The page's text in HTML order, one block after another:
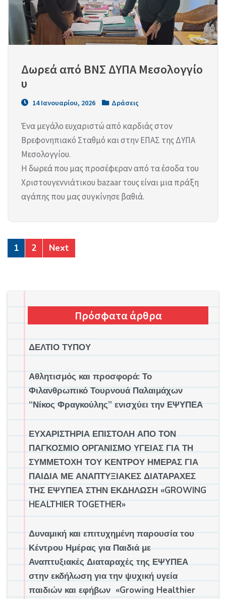
Δωρεά από ΒΝΣ ΔΥΠΑ Μεσολογγίο
υ
14 Ιανουαρίου, 2026 Δράσεις
Ένα μεγάλο ευχαριστώ από καρδιάς στον
Βρεφονηπιακό Σταθμό και στην ΕΠΑΣ της ΔΥΠΑ
Μεσολογγίου.
Η δωρεά που μας προσέφεραν από τα έσοδα του
Χριστουγεννιάτικου bazaar τους είναι μια πράξη
αγάπης που μας συγκίνησε βαθιά.
1 2 Next
Πρόσφατα άρθρα
ΔΕΛΤΙΟ ΤΥΠΟΥ
Αθλητισμός και προσφορά: Το
Φιλανθρωπικό Τουρνουά Παλαιμάχων
“Νίκος Φραγκούλης” ενισχύει την ΕΨΥΠΕΑ
ΕΥΧΑΡΙΣΤΗΡΙΑ ΕΠΙΣΤΟΛΗ ΑΠΟ ΤΟΝ
ΠΑΓΚΟΣΜΙΟ ΟΡΓΑΝΙΣΜΟ ΥΓΕΙΑΣ ΓΙΑ ΤΗ
ΣΥΜΜΕΤΟΧΗ ΤΟΥ ΚΕΝΤΡΟΥ ΗΜΕΡΑΣ ΓΙΑ
ΠΑΙΔΙΑ ΜΕ ΑΝΑΠΤΥΞΙΑΚΕΣ ΔΙΑΤΑΡΑΧΕΣ
ΤΗΣ ΕΨΥΠΕΑ ΣΤΗΝ ΕΚΔΗΛΩΣΗ «GROWING
HEALTHIER TOGETHER»
Δυναμική και επιτυχημένη παρουσία του
Κέντρου Ημέρας για Παιδιά με
Αναπτυξιακές Διαταραχές της ΕΨΥΠΕΑ
στην εκδήλωση για την ψυχική υγεία
παιδιών και εφήβων «Growing Healthier